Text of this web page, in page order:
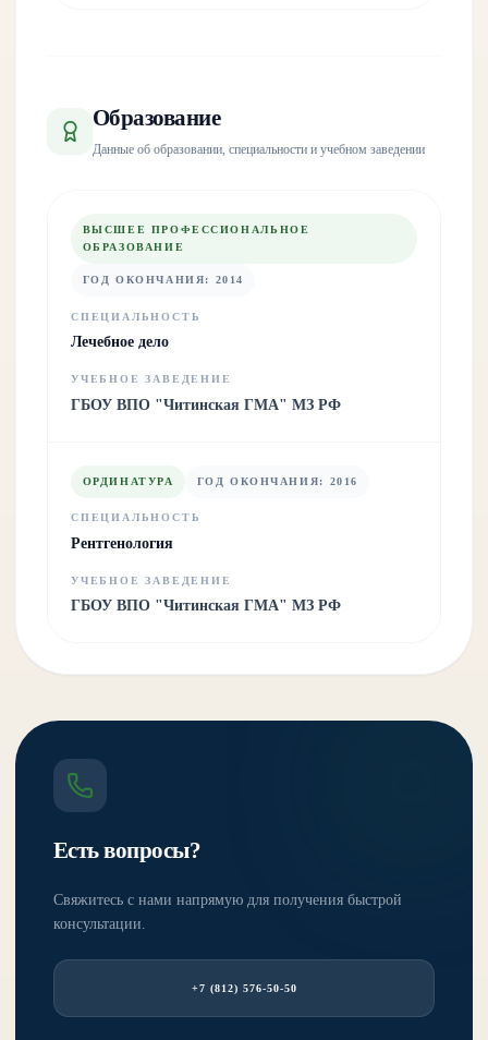
Образование
Данные об образовании, специальности и учебном заведении
ВЫСШЕЕ ПРОФЕССИОНАЛЬНОЕ
ОБРАЗОВАНИЕ
ГОД ОКОНЧАНИЯ: 2014
СПЕЦИАЛЬНОСТЬ
Лечебное дело
УЧЕБНОЕ ЗАВЕДЕНИЕ
ГБОУ ВПО "Читинская ГМА" МЗ РФ
ОРДИНАТУРА ГОД ОКОНЧАНИЯ: 2016
СПЕЦИАЛЬНОСТЬ
Рентгенология
УЧЕБНОЕ ЗАВЕДЕНИЕ
ГБОУ ВПО "Читинская ГМА" МЗ РФ
Есть вопросы?
Свяжитесь с нами напрямую для получения быстрой
консультации.
+7 (812) 576-50-50